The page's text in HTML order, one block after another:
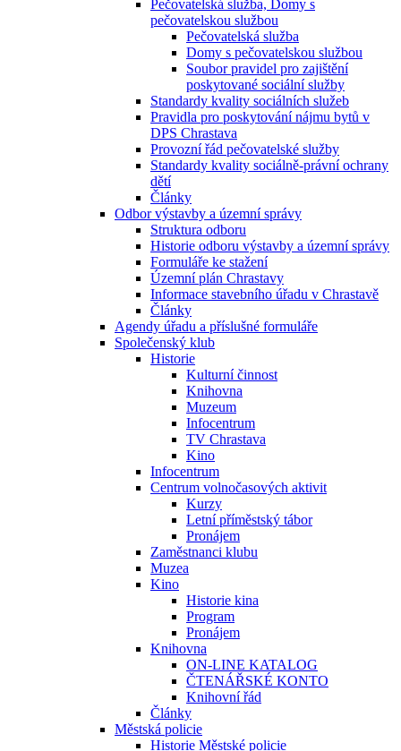
Pečovatelská služba, Domy s
pečovatelskou službou
Pečovatelská služba
Domy s pečovatelskou službou
Soubor pravidel pro zajištění
poskytované sociální služby
Standardy kvality sociálních služeb
Pravidla pro poskytování nájmu bytů v
DPS Chrastava
Provozní řád pečovatelské služby
Standardy kvality sociálně-právní ochrany
dětí
Články
Odbor výstavby a územní správy
Struktura odboru
Historie odboru výstavby a územní správy
Formuláře ke stažení
Územní plán Chrastavy
Informace stavebního úřadu v Chrastavě
Články
Agendy úřadu a příslušné formuláře
Společenský klub
Historie
Kulturní činnost
Knihovna
Muzeum
Infocentrum
TV Chrastava
Kino
Infocentrum
Centrum volnočasových aktivit
Kurzy
Letní příměstský tábor
Pronájem
Zaměstnanci klubu
Muzea
Kino
Historie kina
Program
Pronájem
Knihovna
ON-LINE KATALOG
ČTENÁŘSKÉ KONTO
Knihovní řád
Články
Městská policie
Historie Městské policie